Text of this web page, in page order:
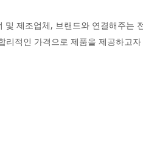
제조업체, 브랜드와 연결해주는
적인 가격으로 제품을 제공하고